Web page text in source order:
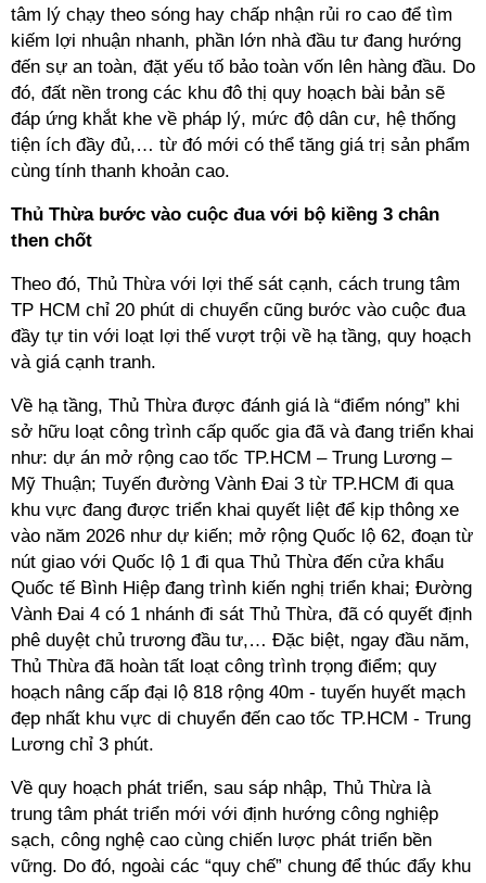
tâm lý chạy theo sóng hay chấp nhận rủi ro cao để tìm
kiếm lợi nhuận nhanh, phần lớn nhà đầu tư đang hướng
đến sự an toàn, đặt yếu tố bảo toàn vốn lên hàng đầu. Do
đó, đất nền trong các khu đô thị quy hoạch bài bản sẽ
đáp ứng khắt khe về pháp lý, mức độ dân cư, hệ thống
tiện ích đầy đủ,… từ đó mới có thể tăng giá trị sản phẩm
cùng tính thanh khoản cao.
Thủ Thừa bước vào cuộc đua với bộ kiềng 3 chân
then chốt
Theo đó, Thủ Thừa với lợi thế sát cạnh, cách trung tâm
TP HCM chỉ 20 phút di chuyển cũng bước vào cuộc đua
đầy tự tin với loạt lợi thế vượt trội về hạ tầng, quy hoạch
và giá cạnh tranh.
Về hạ tầng, Thủ Thừa được đánh giá là “điểm nóng” khi
sở hữu loạt công trình cấp quốc gia đã và đang triển khai
như: dự án mở rộng cao tốc TP.HCM – Trung Lương –
Mỹ Thuận; Tuyến đường Vành Đai 3 từ TP.HCM đi qua
khu vực đang được triển khai quyết liệt để kịp thông xe
vào năm 2026 như dự kiến; mở rộng Quốc lộ 62, đoạn từ
nút giao với Quốc lộ 1 đi qua Thủ Thừa đến cửa khẩu
Quốc tế Bình Hiệp đang trình kiến nghị triển khai; Đường
Vành Đai 4 có 1 nhánh đi sát Thủ Thừa, đã có quyết định
phê duyệt chủ trương đầu tư,… Đặc biệt, ngay đầu năm,
Thủ Thừađã hoàn tất loạt công trình trọng điểm; quy
hoạch nâng cấp đại lộ 818 rộng 40m - tuyến huyết mạch
đẹp nhất khu vực di chuyển đến cao tốc TP.HCM - Trung
Lương chỉ 3 phút.
Về quy hoạch phát triển, sau sáp nhập, Thủ Thừa là
trung tâm phát triển mới với định hướng công nghiệp
sạch, công nghệ cao cùng chiến lược phát triển bền
vững. Do đó, ngoài các “quy chế” chung để thúc đẩy khu